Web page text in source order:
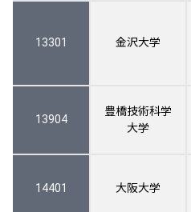
13301 金沢大学
13904
豊橋技術科学
大学
14401 大阪大学